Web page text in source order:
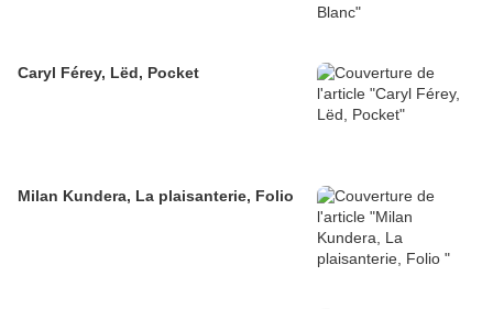
Caryl Férey, Lëd, Pocket
Milan Kundera, La plaisanterie, Folio